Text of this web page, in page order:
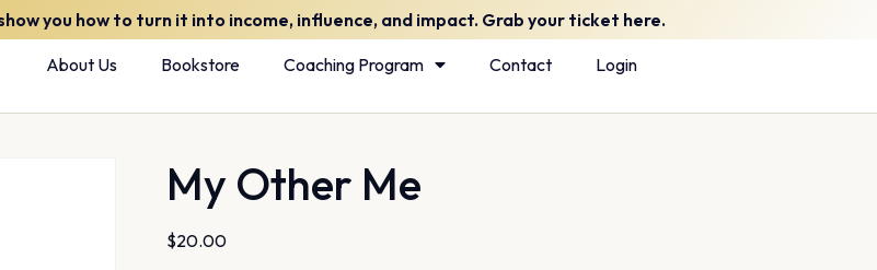
you how to turn it into income, influence, and impact. Grab your ticket here.
About Us Bookstore Coaching Program Contact Login
My Other Me
$20.00